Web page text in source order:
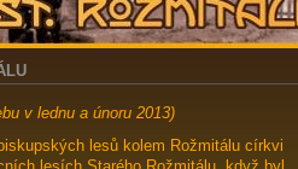
v lednu a únoru 2013)
lesů kolem Rožmitálu církvi